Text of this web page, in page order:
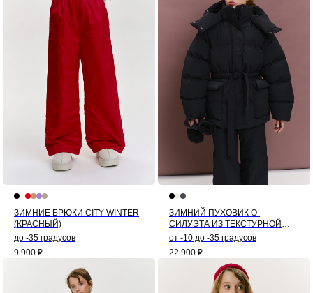
ЗИМНИЕ БРЮКИ CITY WINTER
(КРАСНЫЙ)
до -35 градусов
9 900 ₽
ЗИМНИЙ ПУХОВИК О-
СИЛУЭТА ИЗ ТЕКСТУРНОЙ
ЖАТОЙ ТКАНИ (ЧЕРНЫЙ)
от -10 до -35 градусов
22 900 ₽